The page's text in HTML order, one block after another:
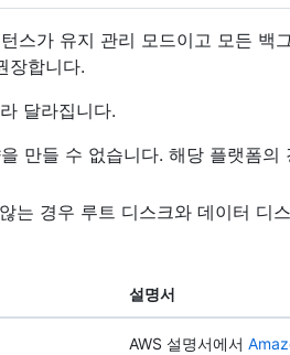
스가 유지 관리 모드이고 모든 백
장합니다.
달라집니다.
만들 수 없습니다. 해당 플랫폼의
는 경우 루트 디스크와 데이터 디
설명서
AWS 설명서에서